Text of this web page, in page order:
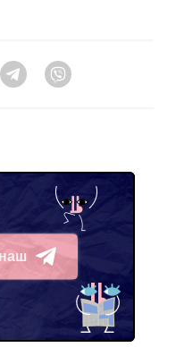
Telegram